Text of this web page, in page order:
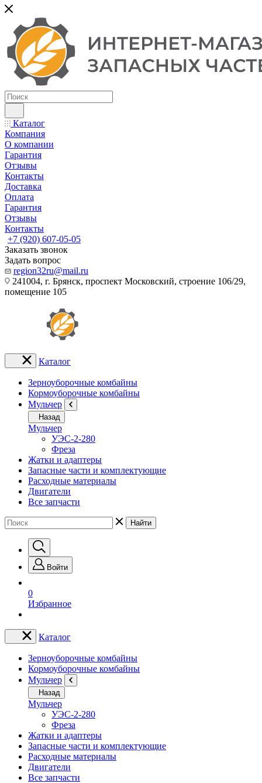
Каталог
Компания
О компании
Гарантия
Отзывы
Контакты
Доставка
Оплата
Гарантия
Отзывы
Контакты
+7 (920) 607-05-05
Заказать звонок
Задать вопрос
region32ru@mail.ru
241004, г. Брянск, проспект Московский, строение 106/29,
помещение 105
Каталог
Зерноуборочные комбайны
Кормоуборочные комбайны
Мульчер
Назад
Мульчер
УЭС-2-280
Фреза
Жатки и адаптеры
Запасные части и комплектующие
Расходные материалы
Двигатели
Все запчасти
Найти
Войти
0
Избранное
Каталог
Зерноуборочные комбайны
Кормоуборочные комбайны
Мульчер
Назад
Мульчер
УЭС-2-280
Фреза
Жатки и адаптеры
Запасные части и комплектующие
Расходные материалы
Двигатели
Все запчасти